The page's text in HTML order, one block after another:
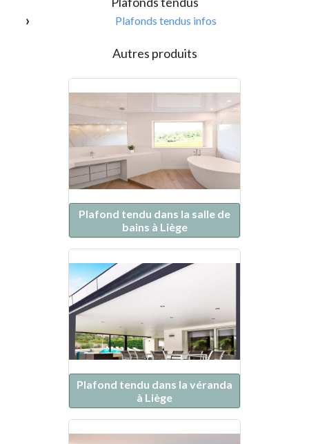
Plafonds tendus infos
Autres produits
Plafond tendu dans la salle de
bains à Liège
Plafond tendu dans la véranda
à Liège